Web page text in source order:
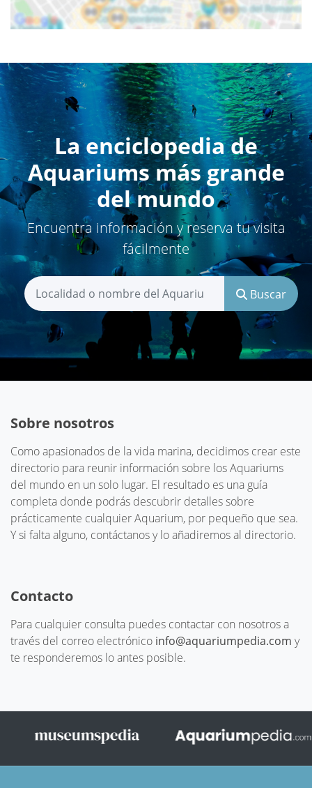
La enciclopedia de
Aquariums más grande
del mundo
Encuentra información y reserva tu visita
fácilmente
Buscar
Sobre nosotros
Como apasionados de la vida marina, decidimos crear este
directorio para reunir información sobre los Aquariums
del mundo en un solo lugar. El resultado es una guía
completa donde podrás descubrir detalles sobre
prácticamente cualquier Aquarium, por pequeño que sea.
Y si falta alguno, contáctanos y lo añadiremos al directorio.
Contacto
Para cualquier consulta puedes contactar con nosotros a
través del correo electrónico info@aquariumpedia.com y
te responderemos lo antes posible.